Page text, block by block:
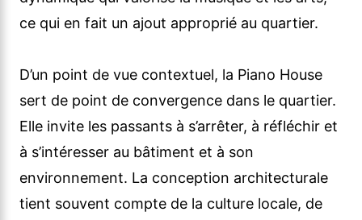
ce qui en fait un ajout approprié au quartier.
D’un point de vue contextuel, la Piano House
sert de point de convergence dans le quartier.
Elle invite les passants à s’arrêter, à réfléchir et
à s’intéresser au bâtiment et à son
environnement. La conception architecturale
tient souvent compte de la culture locale, de